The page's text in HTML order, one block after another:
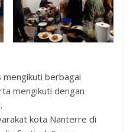
mengikuti berbagai
mengikuti dengan
kota Nanterre di